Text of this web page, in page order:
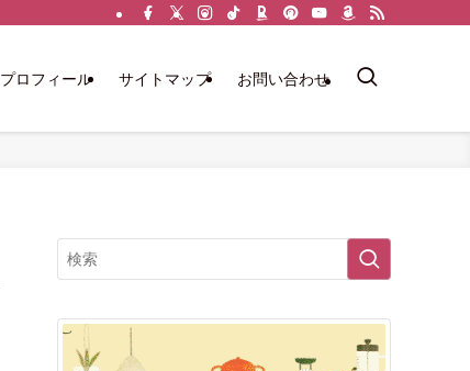
プロフィール サイトマップ お問い合わせ